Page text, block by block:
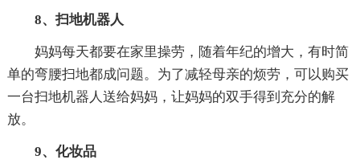
8、扫地机器人
妈妈每天都要在家里操劳，随着年纪的增大，有时简
单的弯腰扫地都成问题。为了减轻母亲的烦劳，可以购买
一台扫地机器人送给妈妈，让妈妈的双手得到充分的解
放。
9、化妆品